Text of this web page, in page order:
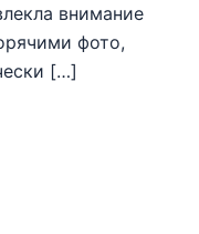
внимание
фото,
[…]